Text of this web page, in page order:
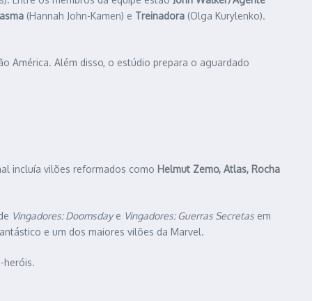
(Hannah John-Kamen) e Treinadora (Olga Kurylenko).
América. Além disso, o estúdio prepara o aguardado
incluía vilões reformados como Helmut Zemo, Atlas, Rocha
Vingadores: Doomsdaye Vingadores: Guerras Secretas em
e um dos maiores vilões da Marvel.
heróis.